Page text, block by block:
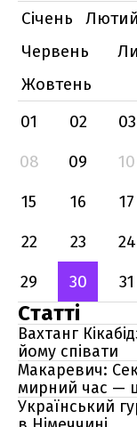
Січень
Лютий
Червень
Жовтень
01
02 03
08
09 10
15
16 17
22
23 24
29
30 31
Статті
Вахтанг
йому співати
Макаревич:
мирний час —
Український